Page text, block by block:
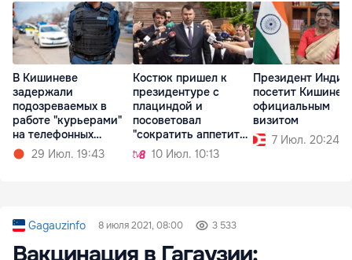
В Кишиневе
задержали
подозреваемых в
работе "курьерами"
на телефонных
мошенников
29 Июл. 19:43
Костюк пришел к
президентуре с
плациндой и
посоветовал
"сократить аппетит
чиновников"
10 Июл. 10:13
Президент Индии
посетит Кишинев
официальным
визитом
7 Июл. 20:24
Gagauzinfo 8 июля 2021, 08:00 3 533